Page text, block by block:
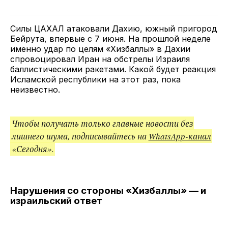
TwitterFacebookTelegramподелитесь
ссылкой
Силы ЦАХАЛ атаковали Дахию, южный пригород
Бейрута, впервые с 7 июня. На прошлой неделе
именно удар по целям «Хизбаллы» в Дахии
спровоцировал Иран на обстрелы Израиля
баллистическими ракетами. Какой будет реакция
Исламской республики на этот раз, пока
неизвестно.
Чтобы получать только главные новости без
лишнего шума, подписывайтесь на WhatsApp-канал
«Сегодня».
Нарушения со стороны «Хизбаллы» — и
израильский ответ